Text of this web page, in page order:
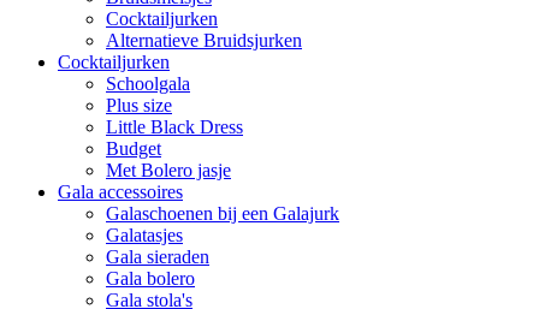
Cocktailjurken
Alternatieve Bruidsjurken
Cocktailjurken
Schoolgala
Plus size
Little Black Dress
Budget
Met Bolero jasje
Gala accessoires
Galaschoenen bij een Galajurk
Galatasjes
Gala sieraden
Gala bolero
Gala stola's